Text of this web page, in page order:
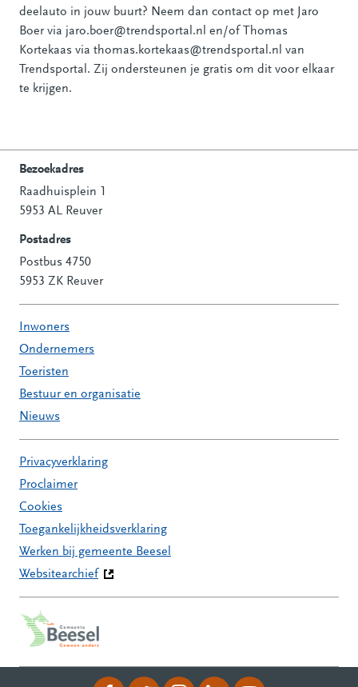
deelauto in jouw buurt? Neem dan contact op met Jaro
Boer via jaro.boer@trendsportal.nl en/of Thomas
Kortekaas via thomas.kortekaas@trendsportal.nl van
Trendsportal. Zij ondersteunen je gratis om dit voor elkaar
te krijgen.
Contactinformatie
Bezoekadres
Raadhuisplein 1
5953 AL Reuver
Postadres
Postbus 4750
5953 ZK Reuver
Inwoners
Ondernemers
Toeristen
Bestuur en organisatie
Nieuws
Privacyverklaring
Proclaimer
Cookies
Toegankelijkheidsverklaring
Werken bij gemeente Beesel
Websitearchief